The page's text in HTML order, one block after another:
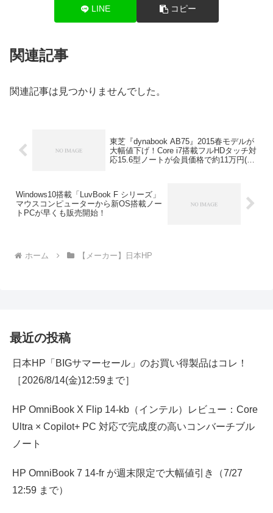
LINE コピー
関連記事
関連記事は見つかりませんでした。
東芝『dynabook AB75』2015春モデルが
大幅値下げ！Core i7搭載フルHDタッチ対
応15.6型ノートが会員価格で約11万円(税
Windows10搭載「LuvBook F シリーズ」
マウスコンピューターから新OS搭載ノー
トPCが早くも販売開始！
ホーム 【メーカー】日本HP
最近の投稿
日本HP「BIGサマーセール」のお買い得製品はコレ！
［2026/8/14(金)12:59まで］
HP OmniBook X Flip 14-kb（インテル）レビュー：Core
Ultra × Copilot+ PC 対応で完成度の高いコンバーチブル
ノート
HP OmniBook 7 14-fr が週末限定で大幅値引き（7/27
12:59 まで）